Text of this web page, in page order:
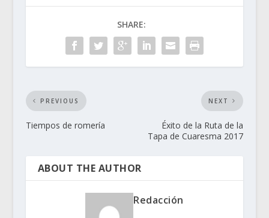
SHARE:
PREVIOUS
Tiempos de romería
NEXT
Éxito de la Ruta de la
Tapa de Cuaresma 2017
ABOUT THE AUTHOR
Redacción